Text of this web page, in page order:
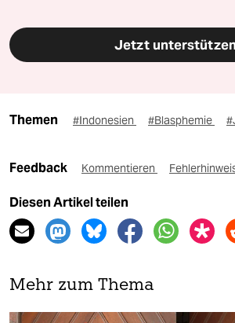
Jetzt unterstützen
Themen #Indonesien #Blasphemie
Feedback Kommentieren
Diesen Artikel teilen
Mehr zum Thema